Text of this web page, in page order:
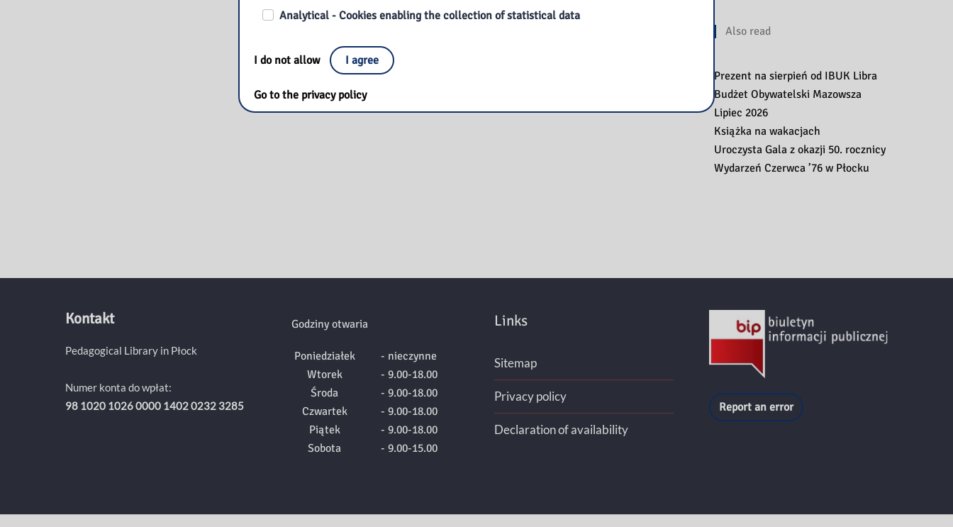
Also read
Prezent na sierpień od IBUK Libra
Budżet Obywatelski Mazowsza
Lipiec 2026
Książka na wakacjach
Uroczysta Gala z okazji 50. rocznicy
Wydarzeń Czerwca ’76 w Płocku
Kontakt
Pedagogical Library in Płock
Numer konta do wpłat:
98 1020 1026 0000 1402 0232 3285
Godziny otwaria
Poniedziałek
Wtorek
Środa
Czwartek
Piątek
Sobota
- nieczynne
- 9.00-18.00
- 9.00-18.00
- 9.00-18.00
- 9.00-18.00
- 9.00-15.00
Links
Sitemap
Privacy policy
Declaration of availability
Report an error
Analytical - Cookies enabling the collection of statistical data
I do not allow I agree
Go to the privacy policy